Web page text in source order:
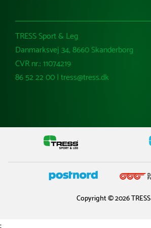
TRESS Sport & Leg
Danmarksvej 34, 8660 Skanderborg
CVR nr.: 11074219
86 52 22 00 | tress@tress.dk
Copyright © 2026 TRESS